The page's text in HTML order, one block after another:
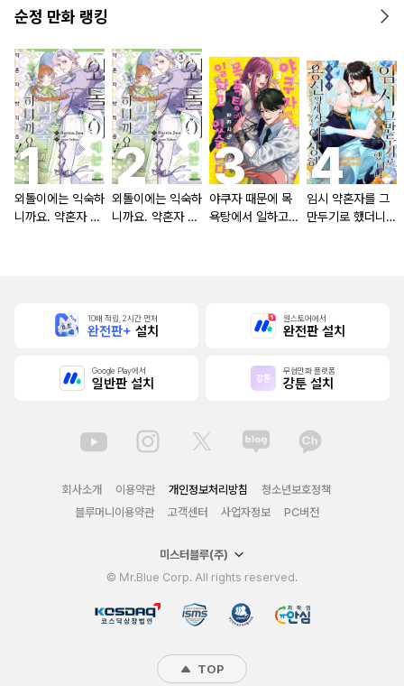
순정 만화 랭킹
외톨이에는 익숙하
니까요. 약혼자 방
외톨이에는 익숙하
니까요. 약혼자 방
야쿠자 때문에 목
욕탕에서 일하고
임시 약혼자를 그
만두기로 했더니
10배 적립, 2시간 먼저
완전판+ 설치
원스토어에서
완전판 설치
Google Play에서
일반판 설치
무협만화 플랫폼
강툰 설치
회사소개 이용약관 개인정보처리방침
청소년보호정책
블루머니이용약관
고객센터 사업자정보 PC버전
미스터블루(주)
© Mr.Blue Corp. All rights reserved.
TOP